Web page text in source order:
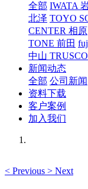
全部 IWATA
北泽 TOYO
CENTER 相原
TONE 前田
中山 TRUSCO
新闻动态
全部 公司新闻
资料下载
客户案例
加入我们
< Previous > Next